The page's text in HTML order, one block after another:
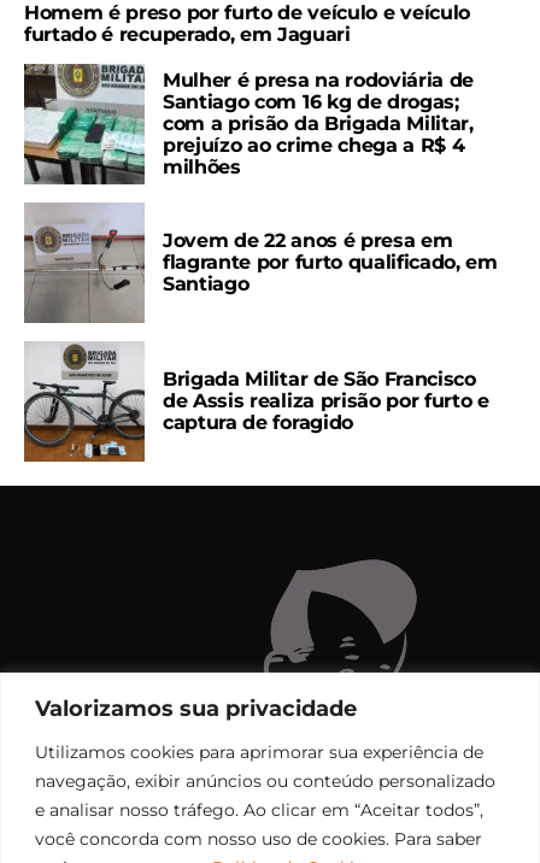
Valorizamos sua privacidade
Utilizamos cookies para aprimorar sua experiência de
navegação, exibir anúncios ou conteúdo personalizado
e analisar nosso tráfego. Ao clicar em “Aceitar todos”,
você concorda com nosso uso de cookies. Para saber
Homem é preso por furto de veículo e veículo
furtado é recuperado, em Jaguari
Mulher é presa na rodoviária de
Santiago com 16 kg de drogas;
com a prisão da Brigada Militar,
prejuízo ao crime chega a R$ 4
milhões
Jovem de 22 anos é presa em
flagrante por furto qualificado, em
Santiago
Brigada Militar de São Francisco
de Assis realiza prisão por furto e
captura de foragido